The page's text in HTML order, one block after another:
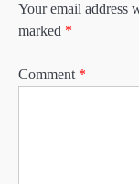
Your email address
marked *
Comment *